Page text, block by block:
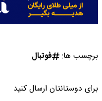
برچسب ها: فوتبال
برای دوستانتان ارسال کنید